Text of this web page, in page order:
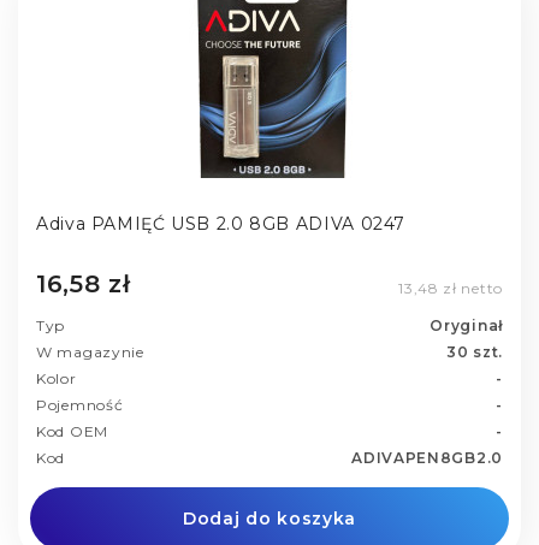
Adiva PAMIĘĆ USB 2.0 8GB ADIVA 0247
16,58 zł 13,48 zł netto
Typ
Oryginał
W magazynie
30 szt.
Kolor
-
Pojemność
-
Kod OEM
-
Kod
ADIVAPEN8GB2.0
Dodaj do koszyka